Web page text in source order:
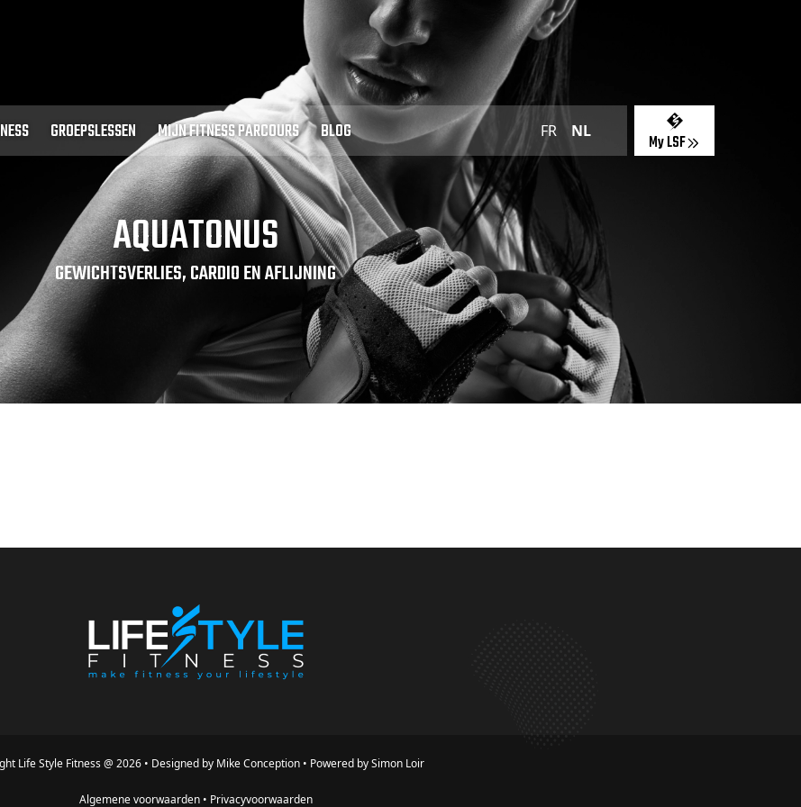
GROEPSLESSEN MIJN FITNESS PARCOURS BLOG FR NL
My LSF
AQUATONUS
GEWICHTSVERLIES, CARDIO EN AFLIJNING
Life Style Fitness @ 2026 • Designed by Mike Conception • Powered bySimon Loir
Algemene voorwaarden • Privacyvoorwaarden